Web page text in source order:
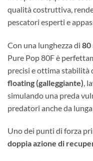
qualità costruttiva,
pescatori esperti e
Con una lunghezza di 80
Pure Pop 80F è
precisi e ottima stabilità
floating (galleggiante) ,
simulando una preda
predatori anche da lunga
Uno dei punti di forza
doppia azione di